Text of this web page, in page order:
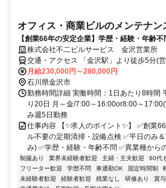
オフィス・商業ビルのメンテナン
【創業66年の安定企業】学歴・経験・年齢
株式会社不二ビルサービス 金沢営業所
交通・アクセス 「金沢駅」より徒歩5分(
各現場での業務を行います。
月給230,000円～280,000円
石川県金沢市
勤務時間詳細 実働時間：1日あたり8時間
り20日 月～金/7:00～16:00or8:00～
み週5日勤務
仕事内容 【✨求人のポイント✨】 ✅創業
ル不要の定期清掃・設備点検 ✅平日のみ
み) ✅学歴・経験・年齢不問 ✅異業種から
制服あり 業界未経験者歓迎 主婦・主夫歓迎 60代
フリーター歓迎
学歴不問 車通勤OK 固定時間制
未経験者歓迎
経験者歓迎 残業なし 研修あり 賞